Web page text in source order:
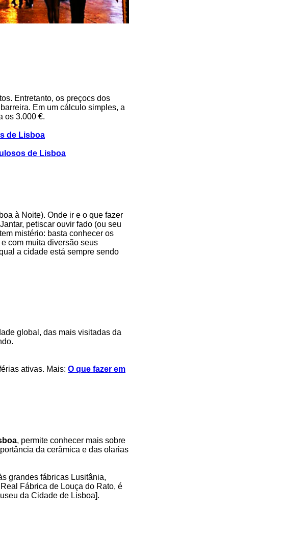
Entretanto, os preçocs dos
Em um cálculo simples, a
os 3.000 €.
de Lisboa
de Lisboa
à Noite). Onde ir e o que fazer
petiscar ouvir fado (ou seu
mistério: basta conhecer os
com muita diversão seus
a cidade está sempre sendo
global, das mais visitadas da
ativas. Mais: O que fazer em
, permite conhecer mais sobre
da cerâmica e das olarias
grandes fábricas Lusitânia,
Fábrica de Louça do Rato, é
da Cidade de Lisboa].